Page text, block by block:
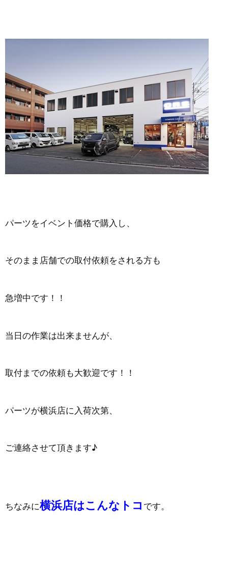
パーツをイベント価格で購入し、
そのまま店舗での取付依頼をされる方も
急増中です！！
当日の作業は出来ませんが、
取付までの依頼も大歓迎です！！
パーツが横浜店に入荷次第、
ご連絡させて頂きます♪
ちなみに横浜店はこんなトコ です。